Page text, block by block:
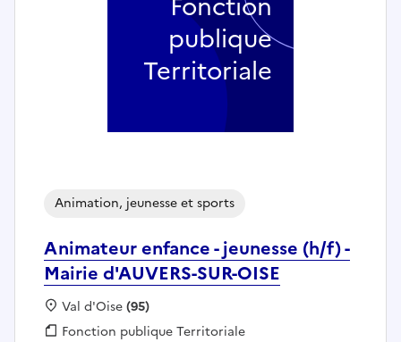
Animateur enfance - jeunesse (h/f) -
Mairie d'AUVERS-SUR-OISE
Animation, jeunesse et sports
Localisation :
Val d'Oise(95)
Fonction publique :
Fonction publique Territoriale
publique
Territoriale